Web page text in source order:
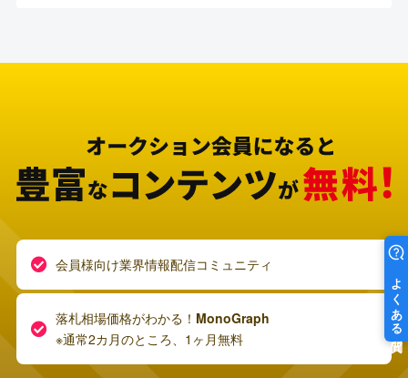
会員様向け業界情報配信コミュニティ
落札相場価格がわかる！ MonoGraph
※通常2カ月のところ、1ヶ月無料